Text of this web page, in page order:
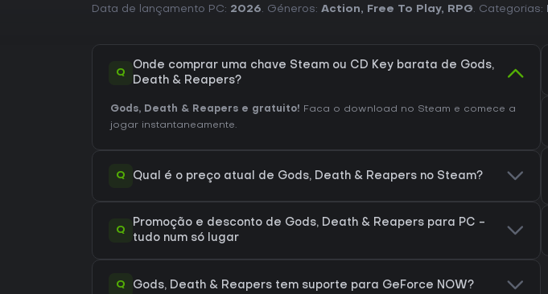
Data de lançamento PC: 2026. Géneros: Action, Free To Play, RPG. Categorias:
Q
Onde comprar uma chave Steam ou CD Key barata de Gods,
Death & Reapers?
Gods, Death & Reapers e gratuito! Faca o download no Steam e comece a
jogar instantaneamente.
Q Qual é o preço atual de Gods, Death & Reapers no Steam?
Q
Promoção e desconto de Gods, Death & Reapers para PC -
tudo num só lugar
Q Gods, Death & Reapers tem suporte para GeForce NOW?